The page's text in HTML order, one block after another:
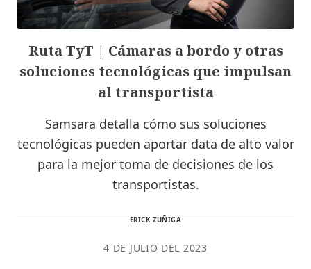
Ruta TyT | Cámaras a bordo y otras
soluciones tecnológicas que impulsan
al transportista
Samsara detalla cómo sus soluciones
tecnológicas pueden aportar data de alto valor
para la mejor toma de decisiones de los
transportistas.
ERICK ZUÑIGA
4 DE JULIO DEL 2023